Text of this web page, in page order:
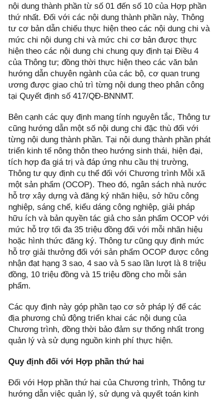
nội dung thành phần từ số 01 đến số 10 của Hợp phần
thứ nhất. Đối với các nội dung thành phần này, Thông
tư cơ bản dẫn chiếu thực hiện theo các nội dung chi và
mức chi nội dung chi và mức chi cơ bản được thực
hiện theo các nội dung chi chung quy định tại Điều 4
của Thông tư; đồng thời thực hiện theo các văn bản
hướng dẫn chuyên ngành của các bộ, cơ quan trung
ương được giao chủ trì từng nội dung theo phân công
tại Quyết định số 417/QĐ-BNNMT.
Bên cạnh các quy định mang tính nguyên tắc, Thông tư
cũng hướng dẫn một số nội dung chi đặc thù đối với
từng nội dung thành phần. Tại nội dung thành phần phát
triển kinh tế nông thôn theo hướng sinh thái, hiện đại,
tích hợp đa giá trị và đáp ứng nhu cầu thị trường,
Thông tư quy định cụ thể đối với Chương trình Mỗi xã
một sản phẩm (OCOP). Theo đó, ngân sách nhà nước
hỗ trợ xây dựng và đăng ký nhãn hiệu, sở hữu công
nghiệp, sáng chế, kiểu dáng công nghiệp, giải pháp
hữu ích và bản quyền tác giả cho sản phẩm OCOP với
mức hỗ trợ tối đa 35 triệu đồng đối với mỗi nhãn hiệu
hoặc hình thức đăng ký. Thông tư cũng quy định mức
hỗ trợ giải thưởng đối với sản phẩm OCOP được công
nhận đạt hạng 3 sao, 4 sao và 5 sao lần lượt là 8 triệu
đồng, 10 triệu đồng và 15 triệu đồng cho mỗi sản
phẩm.
Các quy định này góp phần tạo cơ sở pháp lý để các
địa phương chủ động triển khai các nội dung của
Chương trình, đồng thời bảo đảm sự thống nhất trong
quản lý và sử dụng nguồn kinh phí thực hiện.
Quy định đối với Hợp phần thứ hai
Đối với Hợp phần thứ hai của Chương trình, Thông tư
hướng dẫn việc quản lý, sử dụng và quyết toán kinh